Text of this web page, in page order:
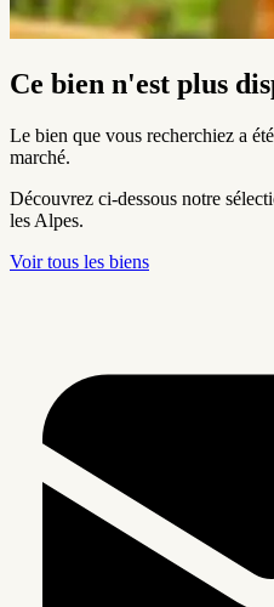
Ce bien n'est plus
Le bien que vous recherchiez a
marché.
Découvrez ci-dessous notre
les Alpes.
Voir tous les biens